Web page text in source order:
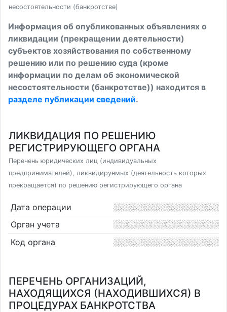
несостоятельности (банкротстве)
Информация об опубликованных объявлениях о
ликвидации (прекращении деятельности)
субъектов хозяйствования по собственному
решению или по решению суда (кроме
информации по делам об экономической
несостоятельности (банкротстве)) находится в
разделе публикации сведений.
ЛИКВИДАЦИЯ ПО РЕШЕНИЮ
РЕГИСТРИРУЮЩЕГО ОРГАНА
Перечень юридических лиц (индивидуальных
предпринимателей), ликвидируемых (деятельность которых
прекращается) по решению регистрирующего органа
Дата операции
Орган учета
Код органа
ПЕРЕЧЕНЬ ОРГАНИЗАЦИЙ,
НАХОДЯЩИХСЯ (НАХОДИВШИХСЯ) В
ПРОЦЕДУРАХ БАНКРОТСТВА